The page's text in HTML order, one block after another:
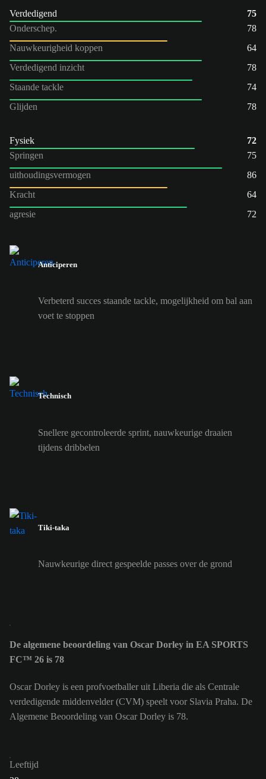
Verdedigend
75
Onderschep.
78
Nauwkeurigheid koppen
64
Verdedigend inzicht
78
Staande tackle
74
Glijden
78
Fysiek
72
Springen
75
uithoudingsvermogen
86
Kracht
64
agresie
72
Anticiperen
Verbeterd succes staande tackle, mogelijkheid om bal aan
voet te stoppen
Technisch
Snellere gecontroleerde sprint, nauwkeurige draaien
tijdens dribbelen
Tiki-taka
Nauwkeurige direct gespeelde passes over de grond
De algemene beoordeling van Oscar Dorley in EA SPORTS
FC™ 26 is 78
Oscar Dorley is een profvoetballer uit Liberia die als Centrale
verdedigende middenvelder (CVM) speelt voor Slavia Praha. De
Algemene Beoordeling van Oscar Dorley is 78.
Leeftijd